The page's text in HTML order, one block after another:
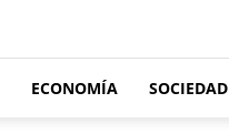
ECONOMÍA SOCIEDAD